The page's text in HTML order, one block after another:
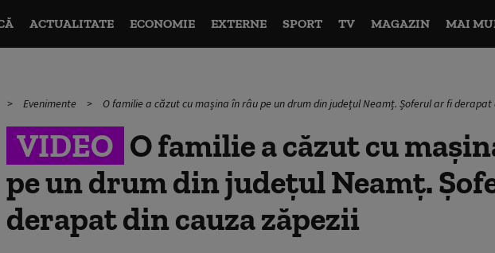
ACTUALITATE ECONOMIE EXTERNE SPORT TV MAGAZIN MAI
Evenimente O familie a căzut cu mașina în râu pe un drum din județul Neamț. Șoferul ar fi derapat
VIDEO O familie a căzut cu
pe un drum din județul Neamț.
derapat din cauza zăpezii